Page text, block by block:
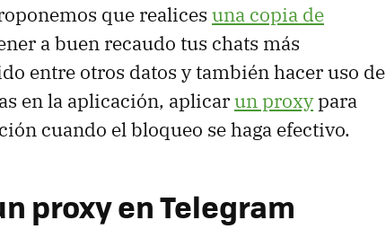
que realices una copia de
a buen recaudo tus chats más
entre otros datos y también hacer uso de
en la aplicación, aplicarun proxypara
cuando el bloqueo se haga efectivo.
proxy en Telegram